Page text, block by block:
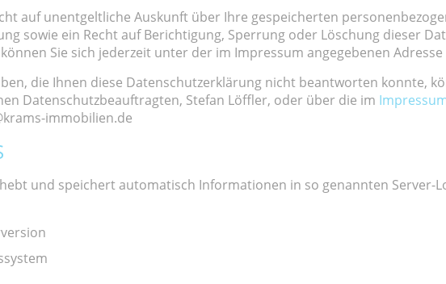
auf unentgeltliche Auskunft über Ihre gespeicherten
sowie ein Recht auf Berichtigung, Sperrung oder Löschung dieser
Sie sich jederzeit unter der im Impressum angegebenen
die Ihnen diese Datenschutzerklärung nicht beantworten konnte,
Datenschutzbeauftragten, Stefan Löffler, oder über die im
immobilien.de
und speichert automatisch Informationen in so genannten Server-